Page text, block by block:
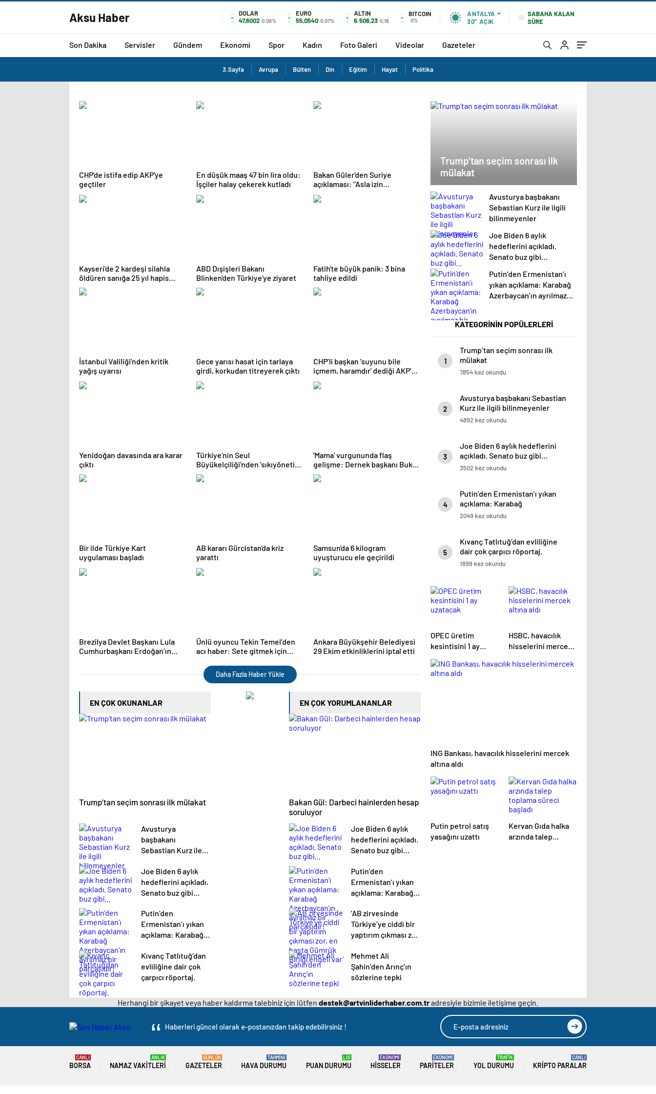
Aksu Haber
DOLAR
47,6002 0.06%
EURO
55,0540 0.07%
ALTIN
6.506,23 0,16
BITCOIN
0%
ANTALYA
30° AÇIK
SABAHA KALAN
SÜRE
Son Dakika Servisler Gündem Ekonomi Spor Kadın Foto Galeri Videolar Gazeteler
3.Sayfa Avrupa Bülten Din Eğitim Hayat Politika
CHP'de istifa edip AKP'ye
geçtiler
En düşük maaş 47 bin lira oldu:
İşçiler halay çekerek kutladı
Bakan Güler'den Suriye
açıklaması: "Asla izin
vermeyeceğiz"
Kayseri'de 2 kardeşi silahla
öldüren sanığa 25 yıl hapis
cezası verildi
ABD Dışişleri Bakanı
Blinken'den Türkiye'ye ziyaret
Fatih'te büyük panik: 3 bina
tahliye edildi
İstanbul Valiliği'nden kritik
yağış uyarısı
Gece yarısı hasat için tarlaya
girdi, korkudan titreyerek çıktı
CHP’li başkan 'suyunu bile
içmem, haramdır' dediği AKP’ye
geçti
Yenidoğan davasında ara karar
çıktı
Türkiye'nin Seul
Büyükelçiliği'nden 'sıkıyönetim'
açıklaması
'Mama' vurgununda flaş
gelişme: Dernek başkanı Buket
Özgünlü tutuklandı
Bir ilde Türkiye Kart
uygulaması başladı
AB kararı Gürcistan'da kriz
yarattı
Samsun'da 6 kilogram
uyuşturucu ele geçirildi
Brezilya Devlet Başkanı Lula
Cumhurbaşkanı Erdoğan’ın
Ünlü oyuncu Tekin Temel’den
acı haber: Sete gitmek için
Ankara Büyükşehir Belediyesi
29 Ekim etkinliklerini iptal etti
Daha Fazla Haber Yükle
EN ÇOK OKUNANLAR
Trump’tan seçim sonrası ilk mülakat
Avusturya
başbakanı
Sebastian Kurz ile
Joe Biden 6 aylık
hedeflerini açıkladı.
Senato buz gibi…
Putin’den
Ermenistan’ı yıkan
açıklama: Karabağ
ayrılmaz bir
parçasıdır!
Kıvanç Tatlıtuğ’dan
evliliğine dair çok
çarpıcı röportaj.
EN ÇOK YORUMLANANLAR
Bakan Gül: Darbeci hainlerden hesap
soruluyor
Joe Biden 6 aylık
hedeflerini açıkladı.
Senato buz gibi…
Putin’den
Ermenistan’ı yıkan
açıklama: Karabağ
ayrılmaz bir
parçasıdır!
‘AB zirvesinde
Türkiye’ye ciddi bir
yaptırım çıkması zor,
Birliği engeli var’
Mehmet Ali
Şahin’den Arınç’ın
sözlerine tepki
Trump’tan seçim sonrası ilk
mülakat
Avusturya başbakanı
Sebastian Kurz ile ilgili
bilinmeyenler
Joe Biden 6 aylık
hedeflerini açıkladı.
Senato buz gibi…
Putin’den Ermenistan’ı
yıkan açıklama: Karabağ
Azerbaycan’ın ayrılmaz
KATEGORİNİN POPÜLERLERİ
1
Trump’tan seçim sonrası ilk
mülakat
7854 kez okundu
2
Avusturya başbakanı Sebastian
Kurz ile ilgili bilinmeyenler
4892 kez okundu
3
Joe Biden 6 aylık hedeflerini
açıkladı. Senato buz gibi…
3502 kez okundu
4
Putin’den Ermenistan’ı yıkan
açıklama: Karabağ
Azerbaycan’ın ayrılmaz bir
2049 kez okundu
5
Kıvanç Tatlıtuğ’dan evliliğine
dair çok çarpıcı röportaj.
1899 kez okundu
OPEC üretim
kesintisini 1 ay
uzatacak
HSBC, havacılık
hisselerini mercek
ING Bankası, havacılık hisselerini mercek
altına aldı
Putin petrol satış
yasağını uzattı
Kervan Gıda halka
arzında talep
Herhangi bir şikayet veya haber kaldırma talebiniz için lütfen destek@artvinliderhaber.com.tradresiyle bizimle iletişime geçin.
Haberleri güncel olarak e-postanızdan takip edebilirsiniz !
BORSA
CANLI
NAMAZ VAKITLERI
ANLIK
GAZETELER
GÜNLÜK
HAVA DURUMU
TAHMİNİ
PUAN DURUMU
LİG
HISSELER
EKONOMİ
PARITELER
EKONOMİ
YOL DURUMU
TRAFİK
KRIPTO PARALAR
CANLI